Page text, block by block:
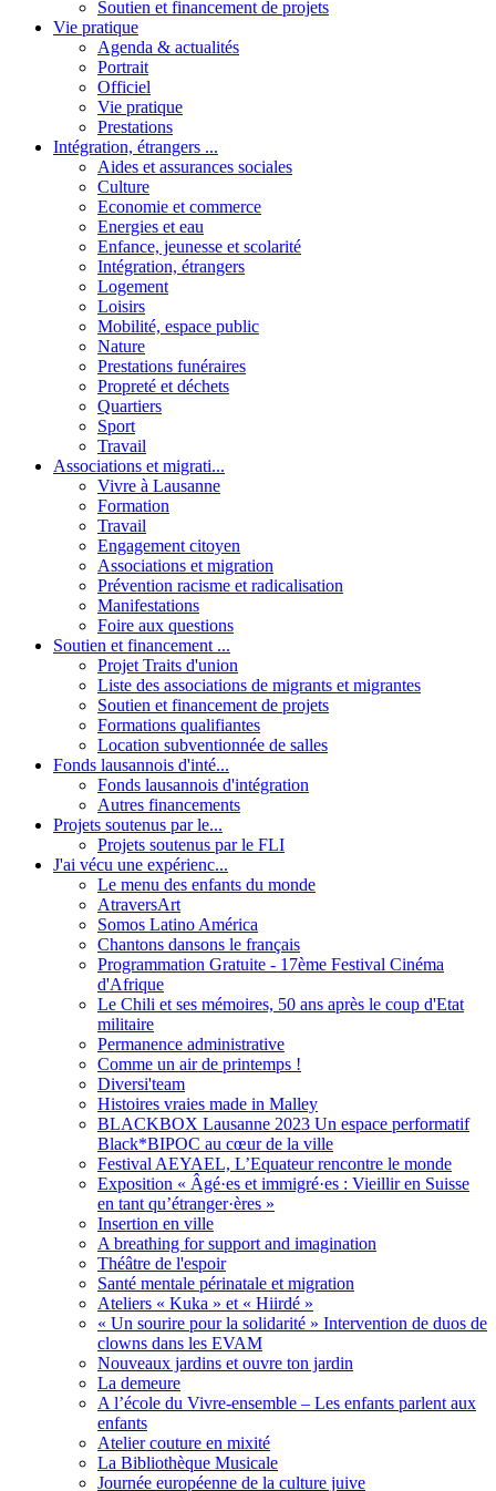
Soutien et financement de projets
Vie pratique
Agenda & actualités
Portrait
Officiel
Vie pratique
Prestations
Intégration, étrangers ...
Aides et assurances sociales
Culture
Economie et commerce
Energies et eau
Enfance, jeunesse et scolarité
Intégration, étrangers
Logement
Loisirs
Mobilité, espace public
Nature
Prestations funéraires
Propreté et déchets
Quartiers
Sport
Travail
Associations et migrati...
Vivre à Lausanne
Formation
Travail
Engagement citoyen
Associations et migration
Prévention racisme et radicalisation
Manifestations
Foire aux questions
Soutien et financement ...
Projet Traits d'union
Liste des associations de migrants et migrantes
Soutien et financement de projets
Formations qualifiantes
Location subventionnée de salles
Fonds lausannois d'inté...
Fonds lausannois d'intégration
Autres financements
Projets soutenus par le...
Projets soutenus par le FLI
J'ai vécu une expérienc...
Le menu des enfants du monde
AtraversArt
Somos Latino América
Chantons dansons le français
Programmation Gratuite - 17ème Festival Cinéma
d'Afrique
Le Chili et ses mémoires, 50 ans après le coup d'Etat
militaire
Permanence administrative
Comme un air de printemps !
Diversi'team
Histoires vraies made in Malley
BLACKBOX Lausanne 2023 Un espace performatif
Black*BIPOC au cœur de la ville
Festival AEYAEL, L’Equateur rencontre le monde
Exposition « Âgé·es et immigré·es : Vieillir en Suisse
en tant qu’étranger·ères »
Insertion en ville
A breathing for support and imagination
Théâtre de l'espoir
Santé mentale périnatale et migration
Ateliers « Kuka » et « Hiirdé »
« Un sourire pour la solidarité » Intervention de duos de
clowns dans les EVAM
Nouveaux jardins et ouvre ton jardin
La demeure
A l’école du Vivre-ensemble – Les enfants parlent aux
enfants
Atelier couture en mixité
La Bibliothèque Musicale
Journée européenne de la culture juive